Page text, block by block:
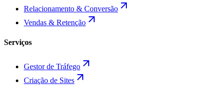
Relacionamento & Conversão
Vendas & Retenção
Serviços
Gestor de Tráfego
Criação de Sites